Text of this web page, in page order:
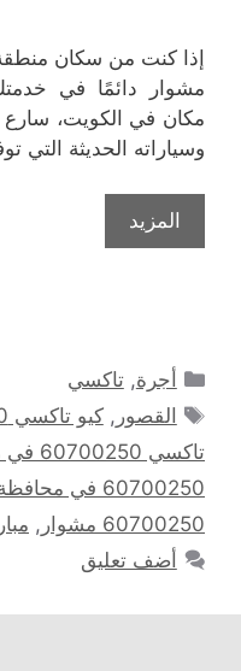
إذا كنت من سكان
مشوار دائمًا في
مكان في الكويت، سارع
وسياراته الحديثة التي
المزيد
التصنيفات
أجرة,تاكسي
الوسوم
القصور ,كيو تاكسي 60700250 في القصور
تاكسي 60700250 في مبارك الكبير
60700250 في محافظة مبارك الكبير
60700250 مشوار
,
أضف تعليق